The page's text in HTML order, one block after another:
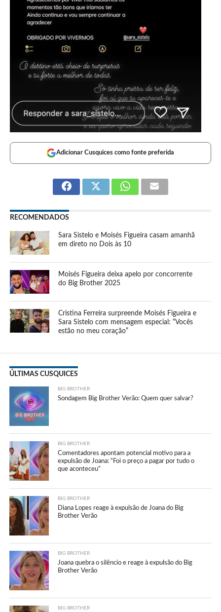
Adicionar Cusquices como fonte preferida
RECOMENDADOS
Sara Sistelo e Moisés Figueira casam amanhã
em direto no Dois às 10
Moisés Figueira deixa apelo por concorrente
do Big Brother 2025
Cristina Ferreira surpreende Moisés Figueira e
Sara Sistelo com mensagem especial: “Vocês
estão no meu coração”
ÚLTIMAS CUSQUICES
BIG BROTHER
Sondagem Big Brother Verão: Quem quer salvar?
BIG BROTHER
Comentadores apontam potencial motivo para a
expulsão de Joana: “Foi o preço a pagar por tudo o
que aconteceu”
BIG BROTHER
Diana Lopes reage à expulsão de Joana do Big
Brother Verão
BIG BROTHER
Joana quebra o silêncio e reage à expulsão do Big
Brother Verão
BIG BROTHER